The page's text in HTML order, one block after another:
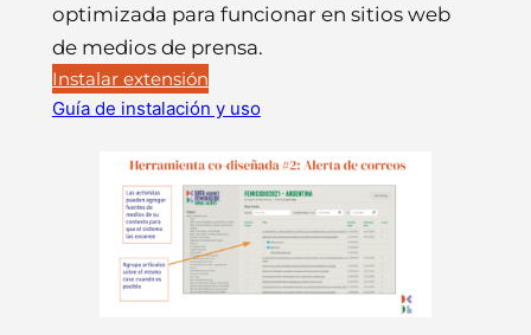
optimizada para funcionar en sitios web
de medios de prensa.
Instalar extensión
Guía de instalación y uso